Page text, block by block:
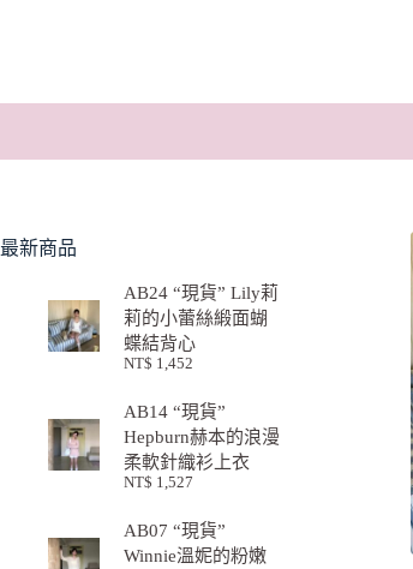
最新商品
AB24 “現貨” Lily莉
莉的小蕾絲緞面蝴
蝶結背心
NT$ 1,452
AB14 “現貨”
Hepburn赫本的浪漫
柔軟針織衫上衣
NT$ 1,527
AB07 “現貨”
Winnie溫妮的粉嫩